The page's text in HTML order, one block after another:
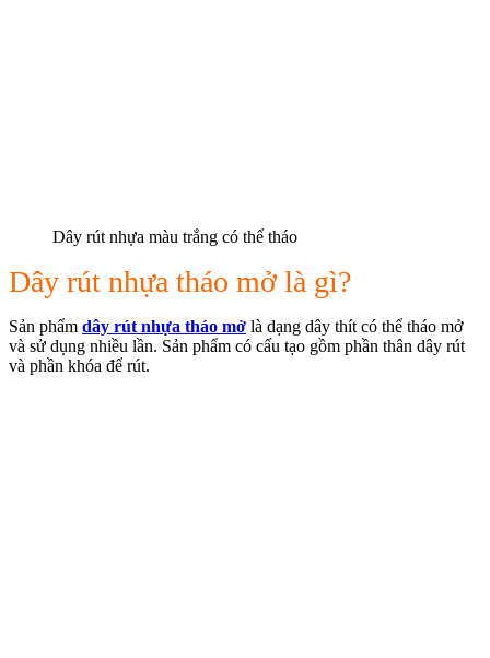
Dây rút nhựa màu trắng có thể tháo
Dây rút nhựa tháo mở là gì?
Sản phẩm dây rút nhựa tháo mở là dạng dây thít có thể tháo mở
và sử dụng nhiều lần. Sản phẩm có cấu tạo gồm phần thân dây rút
và phần khóa để rút.